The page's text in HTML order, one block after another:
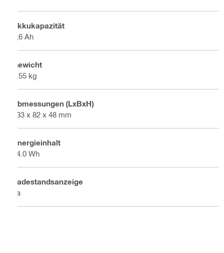
Akkukapazität
2,6 Ah
Gewicht
0.55 kg
Abmessungen (LxBxH)
133 x 82 x 48 mm
Energieinhalt
54.0 Wh
Ladestandsanzeige
Ja